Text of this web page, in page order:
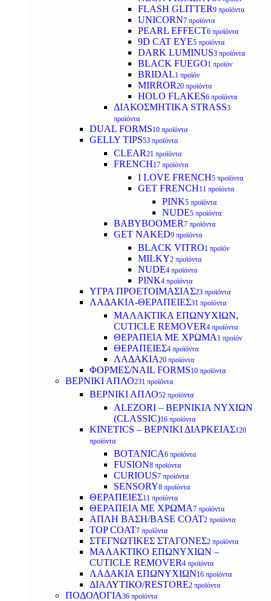
FLASH GLITTER9 προϊόντα
UNICORN7 προϊόντα
PEARL EFFECT6 προϊόντα
9D CAT EYE5 προϊόντα
DARK LUMINUS3 προϊόντα
BLACK FUEGO1 προϊόν
BRIDAL1 προϊόν
MIRROR20 προϊόντα
HOLO FLAKES6 προϊόντα
ΔΙΑΚΟΣΜΗΤΙΚΑ STRASS3
προϊόντα
DUAL FORMS10 προϊόντα
GELLY TIPS53 προϊόντα
CLEAR21 προϊόντα
FRENCH17 προϊόντα
I LOVE FRENCH5 προϊόντα
GET FRENCH11 προϊόντα
PINK5 προϊόντα
NUDE5 προϊόντα
BABYBOOMER7 προϊόντα
GET NAKED9 προϊόντα
BLACK VITRO1 προϊόν
MILKY2 προϊόντα
NUDE4 προϊόντα
PINK4 προϊόντα
ΥΓΡΑ ΠΡΟΕΤΟΙΜΑΣΙΑΣ23 προϊόντα
ΛΑΔΑΚΙΑ-ΘΕΡΑΠΕΙΕΣ31 προϊόντα
ΜΑΛΑΚΤΙΚΑ ΕΠΩΝΥΧΙΩΝ,
CUTICLE REMOVER4 προϊόντα
ΘΕΡΑΠΕΙΑ ΜΕ ΧΡΩΜΑ 1 προϊόν
ΘΕΡΑΠΕΙΕΣ4 προϊόντα
ΛΑΔΑΚΙΑ20 προϊόντα
ΦΟΡΜΕΣ/NAIL FORMS10 προϊόντα
ΒΕΡΝΙΚΙ ΑΠΛΟ231 προϊόντα
ΒΕΡΝΙΚΙ ΑΠΛΟ52 προϊόντα
ALEZORI – ΒΕΡΝΙΚΙΑ ΝΥΧΙΩΝ
(CLASSIC)16 προϊόντα
KINETICS – ΒΕΡΝΙΚΙ ΔΙΑΡΚΕΙΑΣ120
προϊόντα
BOTANICA6 προϊόντα
FUSION8 προϊόντα
CURIOUS7 προϊόντα
SENSORY8 προϊόντα
ΘΕΡΑΠΕΙΕΣ11 προϊόντα
ΘΕΡΑΠΕΙΑ ΜΕ ΧΡΩΜΑ7 προϊόντα
ΑΠΛΗ ΒΑΣΗ/BASE COAT2 προϊόντα
TOP COAT7 προϊόντα
ΣΤΕΓΝΩΤΙΚΕΣ ΣΤΑΓΟΝΕΣ2 προϊόντα
ΜΑΛΑΚΤΙΚΟ ΕΠΩΝΥΧΙΩΝ –
CUTICLE REMOVER4 προϊόντα
ΛΑΔΑΚΙΑ ΕΠΩΝΥΧΙΩΝ16 προϊόντα
ΔΙΑΛΥΤΙΚΟ/RESTORE2 προϊόντα
ΠΟΔΟΛΟΓΙΑ36 προϊόντα